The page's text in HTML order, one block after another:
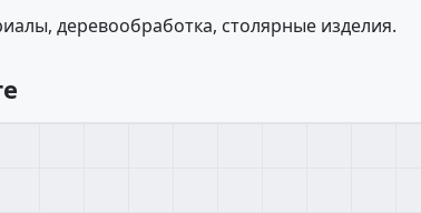
деревообработка, столярные изделия.